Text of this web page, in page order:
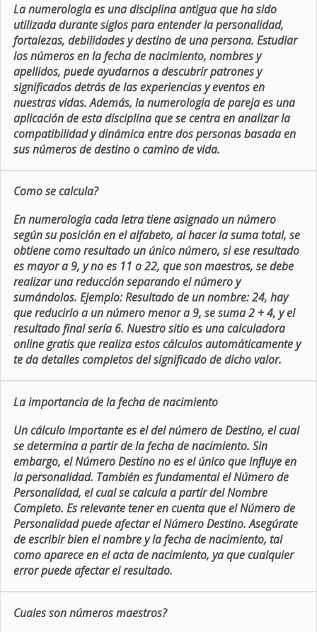
La numerologia es una disciplina antigua que ha sido
utilizada durante siglos para entender la personalidad,
fortalezas, debilidades y destino de una persona. Estudiar
los números en la fecha de nacimiento, nombres y
apellidos, puede ayudarnos a descubrir patrones y
significados detrás de las experiencias y eventos en
nuestras vidas. Además, la numerologia de pareja es una
aplicación de esta disciplina que se centra en analizar la
compatibilidad y dinámica entre dos personas basada en
sus números de destino o camino de vida.
Como se calcula?
En numerologia cada letra tiene asignado un número
según su posición en el alfabeto, al hacer la suma total, se
obtiene como resultado un único número, si ese resultado
es mayor a 9, y no es 11 o 22, que son maestros, se debe
realizar una reducción separando el número y
sumándolos. Ejemplo: Resultado de un nombre: 24, hay
que reducirlo a un número menor a 9, se suma 2 + 4, y el
resultado final sería 6. Nuestro sitio es una calculadora
online gratis que realiza estos cálculos automáticamente y
te da detalles completos del significado de dicho valor.
La importancia de la fecha de nacimiento
Un cálculo importante es el del número de Destino, el cual
se determina a partir de la fecha de nacimiento. Sin
embargo, el Número Destino no es el único que influye en
la personalidad. También es fundamental el Número de
Personalidad, el cual se calcula a partir del Nombre
Completo. Es relevante tener en cuenta que el Número de
Personalidad puede afectar el Número Destino. Asegúrate
de escribir bien el nombre y la fecha de nacimiento, tal
como aparece en el acta de nacimiento, ya que cualquier
error puede afectar el resultado.
Cuales son números maestros?